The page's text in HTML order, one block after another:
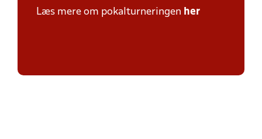
Læs mere om pokalturneringen her